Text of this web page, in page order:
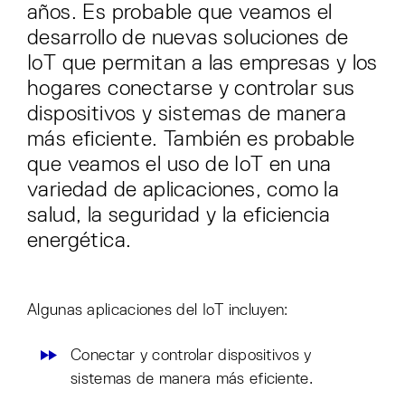
años. Es probable que veamos el
desarrollo de nuevas soluciones de
IoT que permitan a las empresas y los
hogares conectarse y controlar sus
dispositivos y sistemas de manera
más eficiente. También es probable
que veamos el uso de IoT en una
variedad de aplicaciones, como la
salud, la seguridad y la eficiencia
energética.
Algunas aplicaciones del IoT incluyen:
Conectar y controlar dispositivos y
sistemas de manera más eficiente.